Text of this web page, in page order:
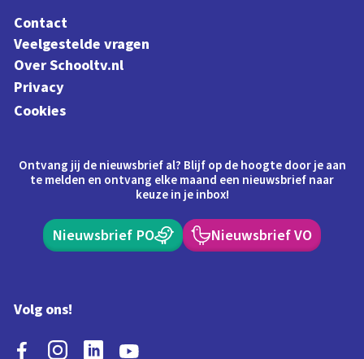
Contact
Veelgestelde vragen
Over Schooltv.nl
Privacy
Cookies
Ontvang jij de nieuwsbrief al? Blijf op de hoogte door je aan
te melden en ontvang elke maand een nieuwsbrief naar
keuze in je inbox!
Nieuwsbrief PO Nieuwsbrief VO
Volg ons!